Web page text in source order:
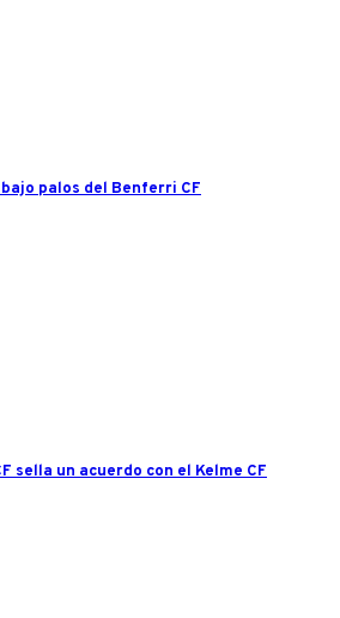
bajo palos del Benferri CF
sella un acuerdo con el Kelme CF